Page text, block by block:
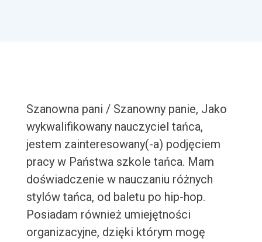
Szanowna pani / Szanowny panie, Jako
wykwalifikowany nauczyciel tańca,
jestem zainteresowany(-a) podjęciem
pracy w Państwa szkole tańca. Mam
doświadczenie w nauczaniu różnych
stylów tańca, od baletu po hip-hop.
Posiadam również umiejętności
organizacyjne, dzięki którym mogę